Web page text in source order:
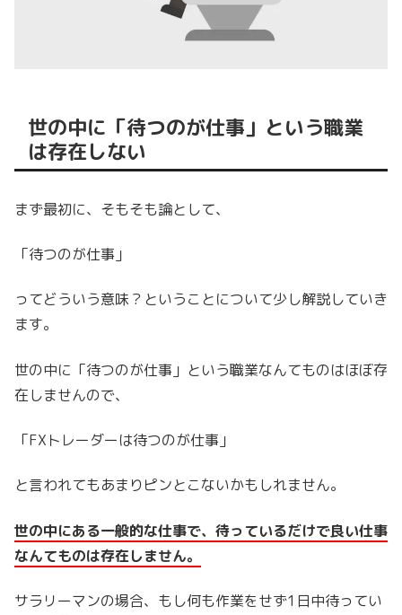
世の中に「待つのが仕事」という職業
は存在しない
まず最初に、そもそも論として、
「待つのが仕事」
ってどういう意味？ということについて少し解説していき
ます。
世の中に「待つのが仕事」という職業なんてものはほぼ存
在しませんので、
「FXトレーダーは待つのが仕事」
と言われてもあまりピンとこないかもしれません。
世の中にある一般的な仕事で、待っているだけで良い仕事
なんてものは存在しません。
サラリーマンの場合、もし何も作業をせず1日中待ってい